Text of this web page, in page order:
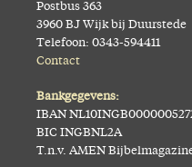
Postbus 363
3960 BJ Wijk bij Duurstede
Telefoon: 0343-594411
Contact
Bankgegevens:
IBAN
BIC INGBNL2A
T.n.v. AMEN